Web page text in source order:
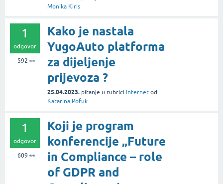
Monika Kiris
1
odgovor
592 👀
Kako je nastala
YugoAuto platforma
za dijeljenje
prijevoza ?
25.04.2023. pitanje u rubrici Internet od
Katarina Pofuk
1
odgovor
609 👀
Koji je program
konferencije „Future
in Compliance – role
of GDPR and